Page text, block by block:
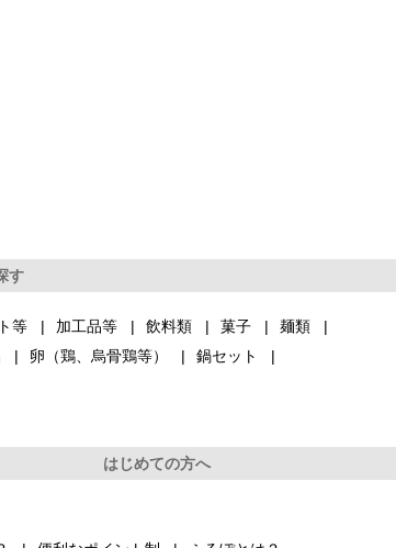
す
等 加工品等 飲料類 菓子
麺類
卵（鶏、烏骨鶏等）
鍋セット
はじめての方へ